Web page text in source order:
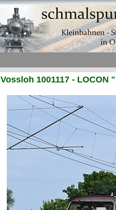
Vossloh 1001117 - LOCON